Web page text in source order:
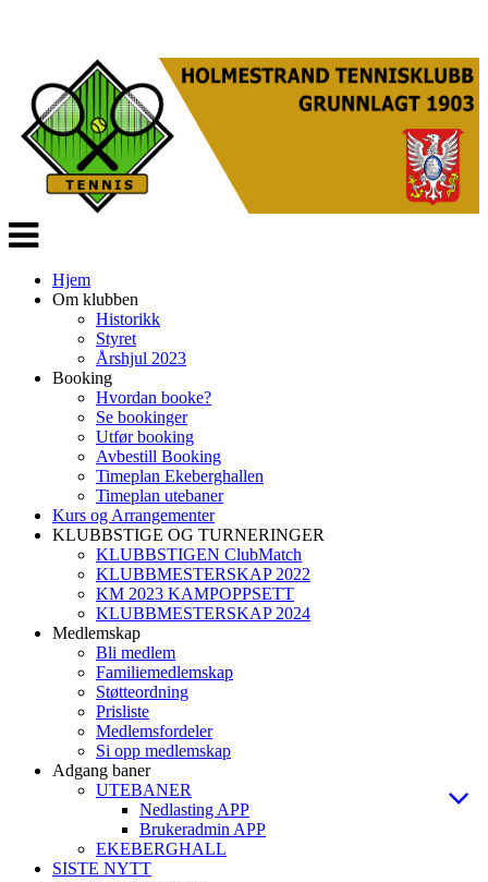
Veksle
navigasjon
Hjem
Om klubben
Historikk
Styret
Årshjul 2023
Booking
Hvordan booke?
Se bookinger
Utfør booking
Avbestill Booking
Timeplan Ekeberghallen
Timeplan utebaner
Kurs og Arrangementer
KLUBBSTIGE OG TURNERINGER
KLUBBSTIGEN ClubMatch
KLUBBMESTERSKAP 2022
KM 2023 KAMPOPPSETT
KLUBBMESTERSKAP 2024
Medlemskap
Bli medlem
Familiemedlemskap
Støtteordning
Prisliste
Medlemsfordeler
Si opp medlemskap
Adgang baner
UTEBANER
Nedlasting APP
Brukeradmin APP
EKEBERGHALL
SISTE NYTT